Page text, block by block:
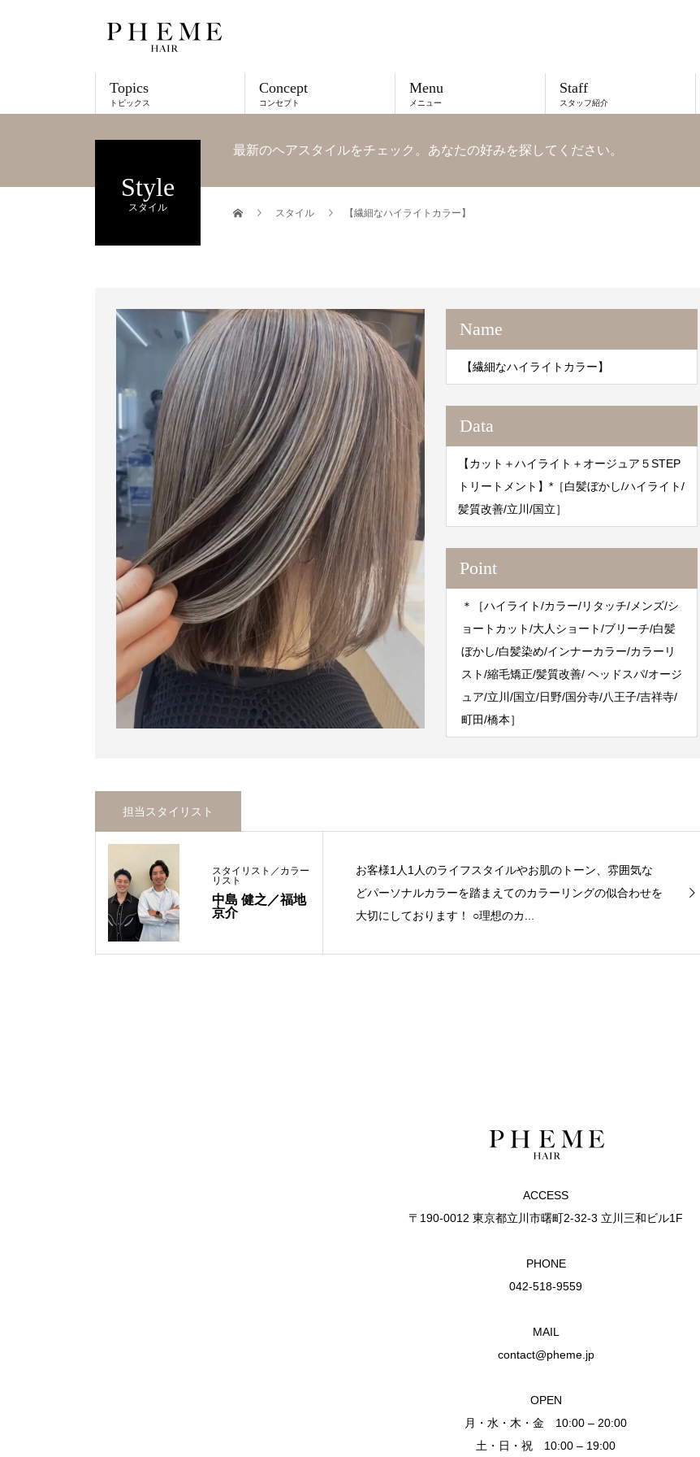
Topics
トピックス
Concept
コンセプト
Menu
メニュー
Staff
スタッフ紹介
Style
スタイル
最新のヘアスタイルをチェック。あなたの好みを探してください。
スタイル 【繊細なハイライトカラー】
Name
【繊細なハイライトカラー】
Data
【カット＋ハイライト＋オージュア５STEP
トリートメント】*［白髪ぼかし/ハイライト/
髪質改善/立川/国立］
Point
＊［ハイライト/カラー/リタッチ/メンズ/シ
ョートカット/大人ショート/ブリーチ/白髪
ぼかし/白髪染め/インナーカラー/カラーリ
スト/縮毛矯正/髪質改善/ ヘッドスパ/オージ
ュア/立川/国立/日野/国分寺/八王子/吉祥寺/
町田/橋本］
担当スタイリスト
スタイリスト／カラー
リスト
中島 健之／福地
京介
お客様1人1人のライフスタイルやお肌のトーン、雰囲気な
どパーソナルカラーを踏まえてのカラーリングの似合わせを
大切にしております！ ○理想のカ...
ACCESS
〒190-0012 東京都立川市曙町2-32-3 立川三和ビル1F
PHONE
042-518-9559
MAIL
contact@pheme.jp
OPEN
月・水・木・金 10:00 – 20:00
土・日・祝 10:00 – 19:00